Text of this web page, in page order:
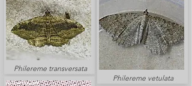
Philereme transversata
Philereme vetulata